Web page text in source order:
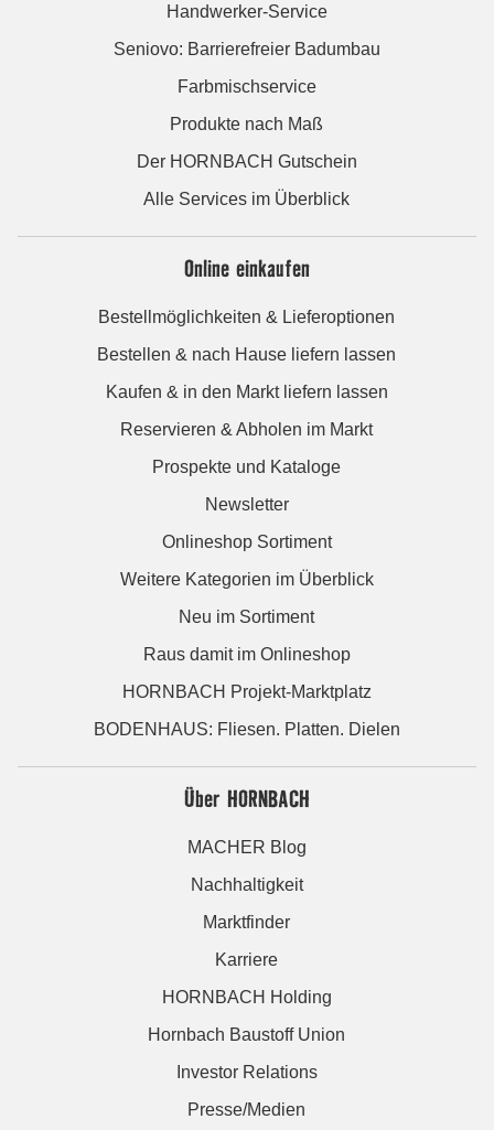
Handwerker-Service
Seniovo: Barrierefreier Badumbau
Farbmischservice
Produkte nach Maß
Der HORNBACH Gutschein
Alle Services im Überblick
Online einkaufen
Bestellmöglichkeiten & Lieferoptionen
Bestellen & nach Hause liefern lassen
Kaufen & in den Markt liefern lassen
Reservieren & Abholen im Markt
Prospekte und Kataloge
Newsletter
Onlineshop Sortiment
Weitere Kategorien im Überblick
Neu im Sortiment
Raus damit im Onlineshop
HORNBACH Projekt-Marktplatz
BODENHAUS: Fliesen. Platten. Dielen
Über HORNBACH
MACHER Blog
Nachhaltigkeit
Marktfinder
Karriere
HORNBACH Holding
Hornbach Baustoff Union
Investor Relations
Presse/Medien